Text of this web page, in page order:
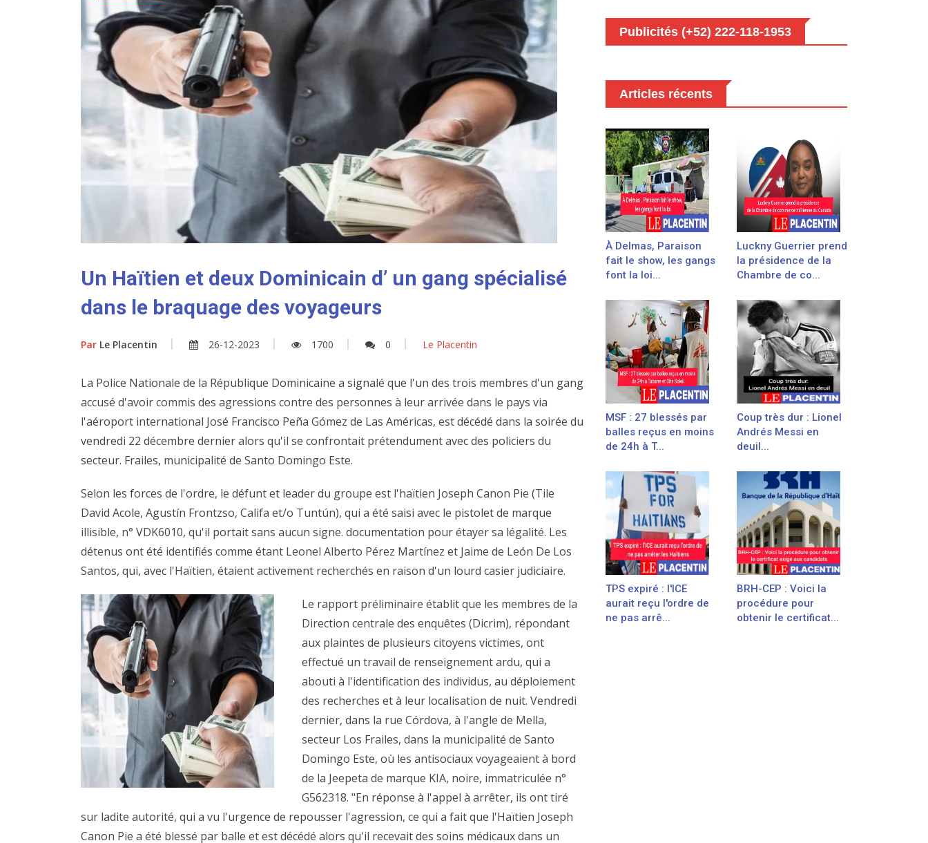
Un Haïtien et deux Dominicain d’ un gang spécialisé
dans le braquage des voyageurs
Par Le Placentin 26-12-2023 1700 0 Le Placentin
La Police Nationale de la République Dominicaine a signalé que l'un des trois membres d'un gang
accusé d'avoir commis des agressions contre des personnes à leur arrivée dans le pays via
l'aéroport international José Francisco Peña Gómez de Las Américas, est décédé dans la soirée du
vendredi 22 décembre dernier alors qu'il se confrontait prétendument avec des policiers du
secteur. Frailes, municipalité de Santo Domingo Este.
Selon les forces de l'ordre, le défunt et leader du groupe est l'haïtien Joseph Canon Pie (Tile
David Acole, Agustín Frontzso, Califa et/o Tuntún), qui a été saisi avec le pistolet de marque
illisible, n° VDK6010, qu'il portait sans aucun signe. documentation pour étayer sa légalité. Les
détenus ont été identifiés comme étant Leonel Alberto Pérez Martínez et Jaime de León De Los
Santos, qui, avec l'Haïtien, étaient activement recherchés en raison d'un lourd casier judiciaire.
Le rapport préliminaire établit que les membres de la
Direction centrale des enquêtes (Dicrim), répondant
aux plaintes de plusieurs citoyens victimes, ont
effectué un travail de renseignement ardu, qui a
abouti à l'identification des individus, au déploiement
des recherches et à leur localisation de nuit. Vendredi
dernier, dans la rue Córdova, à l'angle de Mella,
secteur Los Frailes, dans la municipalité de Santo
Domingo Este, où les antisociaux voyageaient à bord
de la Jeepeta de marque KIA, noire, immatriculée n°
G562318. "En réponse à l'appel à arrêter, ils ont tiré
sur ladite autorité, qui a vu l'urgence de repousser l'agression, ce qui a fait que l'Haïtien Joseph
Canon Pie a été blessé par balle et est décédé alors qu'il recevait des soins médicaux dans un
Publicités (+52) 222-118-1953
Articles récents
À Delmas, Paraison
fait le show, les gangs
font la loi...
Luckny Guerrier prend
la présidence de la
Chambre de co...
MSF : 27 blessés par
balles reçus en moins
de 24h à T...
Coup très dur : Lionel
Andrés Messi en
deuil...
TPS expiré : l'ICE
aurait reçu l'ordre de
ne pas arrê...
BRH-CEP : Voici la
procédure pour
obtenir le certificat...